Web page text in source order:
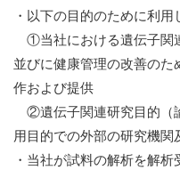
・以下の目的のために利用
①当社における遺伝子関
並びに健康管理の改善のた
作および提供
②遺伝子関連研究目的（
用目的での外部の研究機
・当社が試料の解析を解